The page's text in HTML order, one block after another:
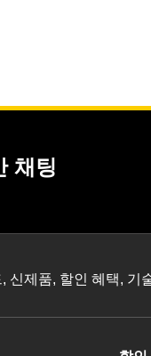
채팅
신제품, 할인 혜택, 기